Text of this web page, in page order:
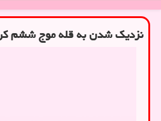
نزدیک شدن به قله موج ششم